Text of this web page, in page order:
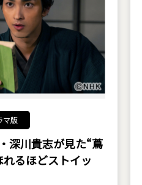
マ版
深川貴志が見た“蔦
るほどストイッ